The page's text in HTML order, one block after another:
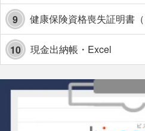
9
10 現金出納帳・Excel